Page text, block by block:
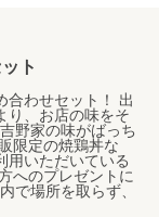
ト
合わせセット！ 出
り、お店の味をそ
野家の味がばっち
限定の焼鶏丼な
用いただいている
へのプレゼントに
で場所を取らず、